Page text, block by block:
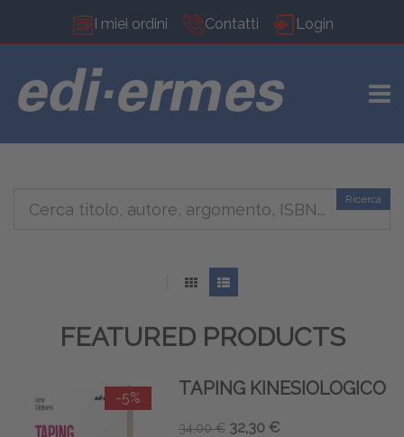
I miei ordini Contatti Login
Ricerca
FEATURED PRODUCTS
-5% TAPING KINESIOLOGICO
34,00 € 32,30 €